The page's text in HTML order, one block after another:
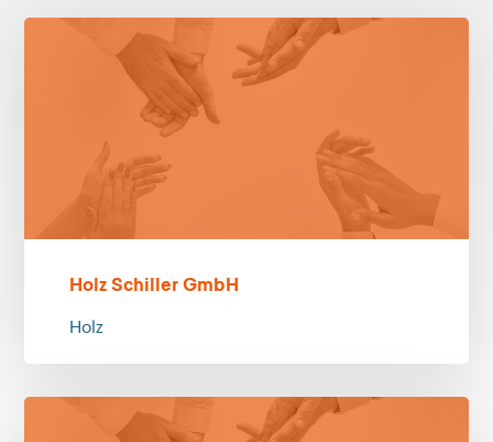
Holz Schiller GmbH
Holz